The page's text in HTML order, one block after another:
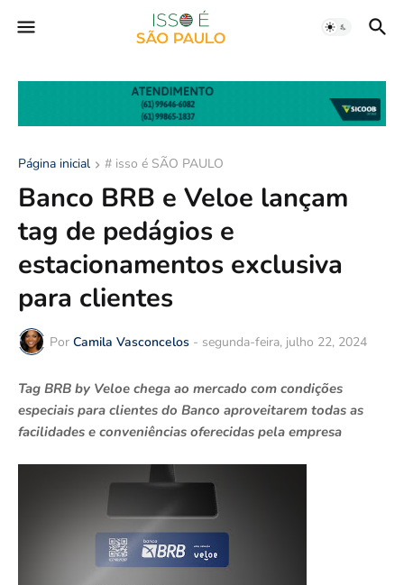
Página inicial # isso é SÃO PAULO
Banco BRB e Veloe lançam
tag de pedágios e
estacionamentos exclusiva
para clientes
Por Camila Vasconcelos - segunda-feira, julho 22, 2024
Tag BRB by Veloe chega ao mercado com condições
especiais para clientes do Banco aproveitarem todas as
facilidades e conveniências oferecidas pela empresa